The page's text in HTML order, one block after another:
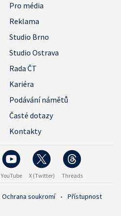
Pro média
Reklama
Studio Brno
Studio Ostrava
Rada ČT
Kariéra
Podávání námětů
Časté dotazy
Kontakty
YouTube X (Twitter) Threads
Ochrana soukromí • Přístupnost